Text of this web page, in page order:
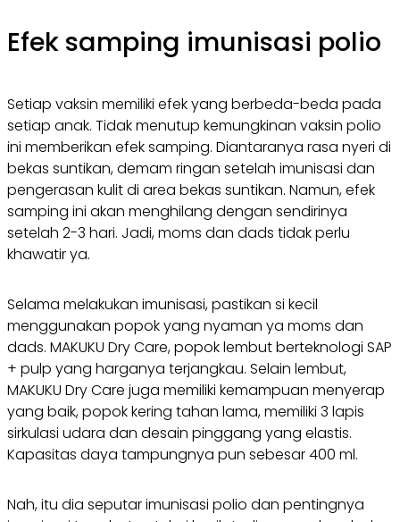
Efek samping imunisasi polio
Setiap vaksin memiliki efek yang berbeda-beda pada
setiap anak. Tidak menutup kemungkinan vaksin polio
ini memberikan efek samping. Diantaranya rasa nyeri di
bekas suntikan, demam ringan setelah imunisasi dan
pengerasan kulit di area bekas suntikan. Namun, efek
samping ini akan menghilang dengan sendirinya
setelah 2-3 hari. Jadi, moms dan dads tidak perlu
khawatir ya.
Selama melakukan imunisasi, pastikan si kecil
menggunakan popok yang nyaman ya moms dan
dads. MAKUKU Dry Care, popok lembut berteknologi SAP
+ pulp yang harganya terjangkau. Selain lembut,
MAKUKU Dry Care juga memiliki kemampuan menyerap
yang baik, popok kering tahan lama, memiliki 3 lapis
sirkulasi udara dan desain pinggang yang elastis.
Kapasitas daya tampungnya pun sebesar 400 ml.
Nah, itu dia seputar imunisasi polio dan pentingnya